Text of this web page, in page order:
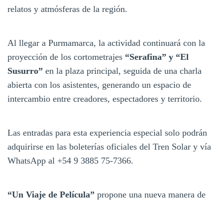
relatos y atmósferas de la región.
Al llegar a Purmamarca, la actividad continuará con la
proyección de los cortometrajes “Serafina” y “El
Susurro” en la plaza principal, seguida de una charla
abierta con los asistentes, generando un espacio de
intercambio entre creadores, espectadores y territorio.
Las entradas para esta experiencia especial solo podrán
adquirirse en las boleterías oficiales del Tren Solar y vía
WhatsApp al +54 9 3885 75-7366.
“Un Viaje de Película” propone una nueva manera de